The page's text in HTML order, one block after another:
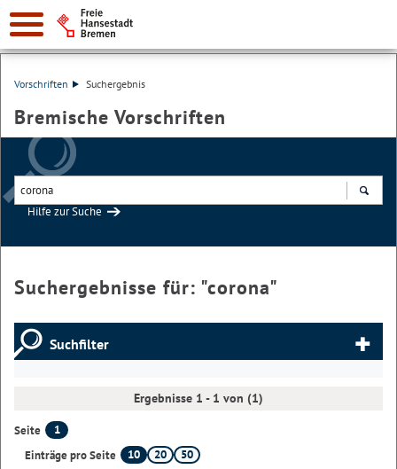
Vorschriften Suchergebnis
Bremische Vorschriften
Hilfe zur Suche
Suchergebnisse für: "corona"
Suchfilter
Ergebnisse 1 - 1 von (1)
Seite
1
Einträge pro Seite
10 20 50